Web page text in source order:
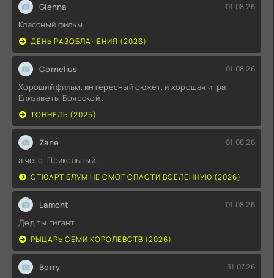
Glenna 01.08.26
Классный фильм.
ДЕНЬ РАЗОБЛАЧЕНИЯ (2026)
Cornelius 01.08.26
Хороший фильм, интересный сюжет, и хорошая игра
Елизаветы Боярской .
ТОННЕЛЬ (2025)
Zane 01.08.26
а чего. Прикольный.
СТЮАРТ БЛУМ НЕ СМОГ СПАСТИ ВСЕЛЕННУЮ (2026)
Lamont 01.08.26
Дед ты гигант
РЫЦАРЬ СЕМИ КОРОЛЕВСТВ (2026)
Berry 31.07.26